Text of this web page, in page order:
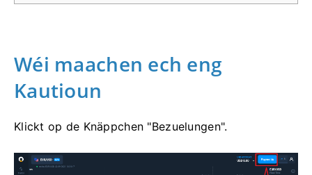
Wéi maachen ech eng
Kautioun
Klickt op de Knäppchen "Bezuelungen".